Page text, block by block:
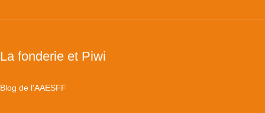
La fonderie et Piwi
Blog de l'AAESFF